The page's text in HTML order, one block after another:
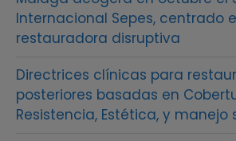
Internacional Sepes, centrado
restauradora disruptiva
Directrices clínicas para
posteriores basadas en
Resistencia, Estética, y manejo